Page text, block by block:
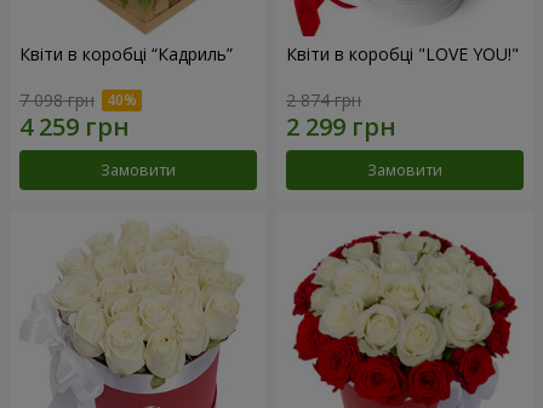
Квіти в коробці “Кадриль”
7 098 грн
Замовити
Квіти в коробці "LOVE YOU!"
2 874 грн
Замовити